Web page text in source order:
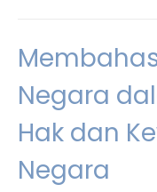
Negara
Hak dan
Negara